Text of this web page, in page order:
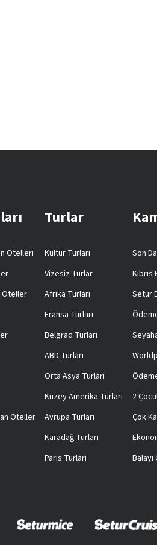
Otelleri
Oteller
Oteller
Turlar
Kültür Turları
Vizesiz Turlar
Afrika Turları
Fransa Turları
Belgrad Turları
ABD Turları
Orta Asya Turları
Kuzey Amerika Turları
Avrupa Turları
Karadağ Turları
Paris Turları
Son
Setur
2
Çok